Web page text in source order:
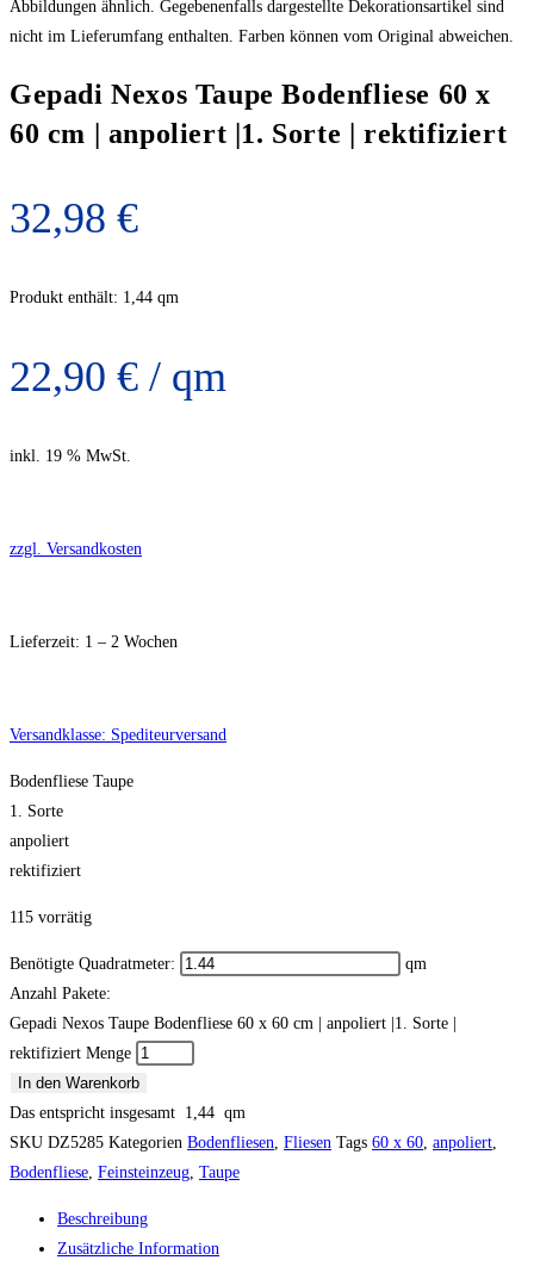
Abbildungen ähnlich. Gegebenenfalls dargestellte Dekorationsartikel sind
nicht im Lieferumfang enthalten. Farben können vom Original abweichen.
Gepadi Nexos Taupe Bodenfliese 60 x
60 cm | anpoliert |1. Sorte | rektifiziert
32,98 €
Produkt enthält: 1,44 qm
22,90 € / qm
inkl. 19 % MwSt.
zzgl. Versandkosten
Lieferzeit: 1 – 2 Wochen
Versandklasse: Spediteurversand
Bodenfliese Taupe
1. Sorte
anpoliert
rektifiziert
115 vorrätig
Benötigte Quadratmeter:
qm
Anzahl Pakete:
Gepadi Nexos Taupe Bodenfliese 60 x 60 cm | anpoliert |1. Sorte |
rektifiziert Menge
In den Warenkorb
Das entspricht insgesamt 1,44 qm
SKU DZ5285 Kategorien Bodenfliesen, Fliesen Tags 60 x 60, anpoliert,
Bodenfliese, Feinsteinzeug, Taupe
Beschreibung
Zusätzliche Information